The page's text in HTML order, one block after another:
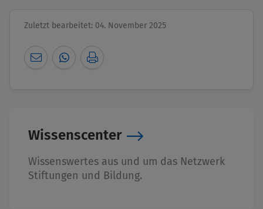
Zuletzt bearbeitet: 04. November 2025
Wissenscenter
Wissenswertes aus und um das Netzwerk
Stiftungen und Bildung.